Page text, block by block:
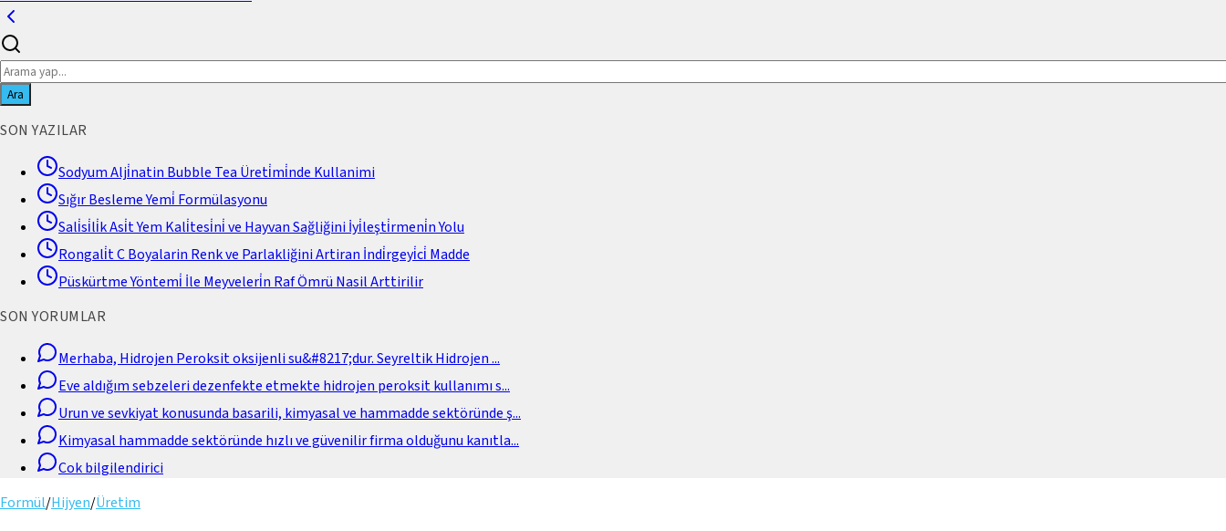
Ara
SON YAZILAR
Sodyum Alji̇natin Bubble Tea Üreti̇mi̇nde Kullanimi
Sığır Besleme Yemi̇ Formülasyonu
Sali̇si̇li̇k Asi̇t Yem Kali̇tesi̇ni̇ ve Hayvan Sağliğini İyi̇leşti̇rmeni̇n Yolu
Rongali̇t C Boyalarin Renk ve Parlakliğini Artiran İndi̇rgeyi̇ci̇ Madde
Püskürtme Yöntemi̇ İle Meyveleri̇n Raf Ömrü Nasil Arttirilir
SON YORUMLAR
Merhaba, Hidrojen Peroksit oksijenli su&#8217;dur. Seyreltik Hidrojen...
Eve aldığım sebzeleri dezenfekte etmekte hidrojen peroksit kullanımı s...
Urun ve sevkiyat konusunda basarili, kimyasal ve hammadde sektöründe ş...
Kimyasal hammadde sektöründe hızlı ve güvenilir firma olduğunu kanıtla...
Cok bilgilendirici
Formül/Hijyen/Üretim